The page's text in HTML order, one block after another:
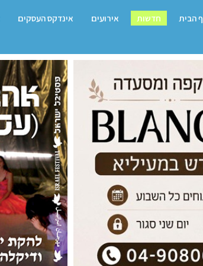
הבית חדשות אירועים אינדקס העסקים